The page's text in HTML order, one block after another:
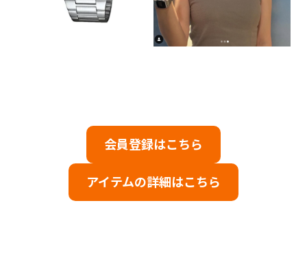
会員登録はこちら
アイテムの詳細はこちら